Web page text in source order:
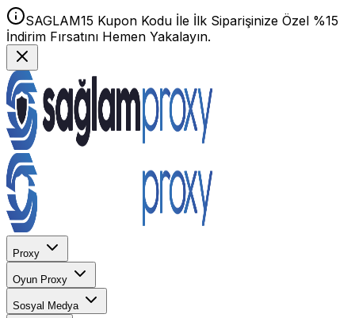
SAGLAM15 Kupon Kodu İle İlk Siparişinize Özel %15
İndirim Fırsatını Hemen Yakalayın.
Proxy
Oyun Proxy
Sosyal Medya